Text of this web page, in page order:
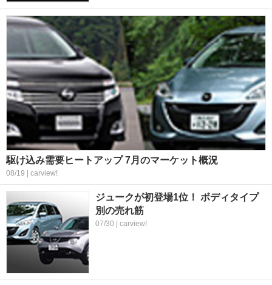
駆け込み需要ヒートアップ 7月のマーケット概況
08/19 | carview!
ジュークが初登場1位！ ボディタイプ
別の売れ筋
07/30 | carview!